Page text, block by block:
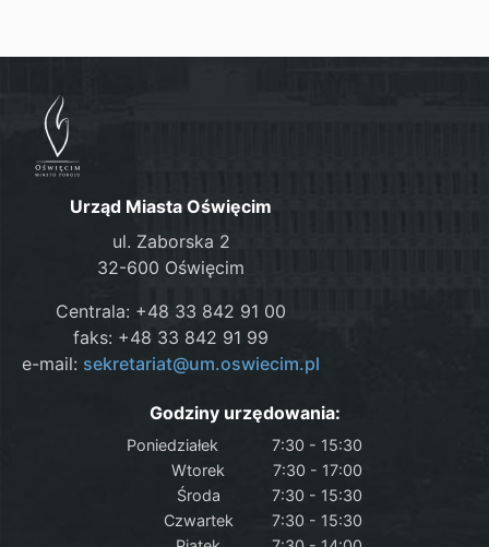
Urząd Miasta Oświęcim
ul. Zaborska 2
32-600 Oświęcim
Centrala: +48 33 842 91 00
faks: +48 33 842 91 99
e-mail: sekretariat@um.oswiecim.pl
Godziny urzędowania:
Poniedziałek
7:30 - 15:30
Wtorek
7:30 - 17:00
Środa
7:30 - 15:30
Czwartek
7:30 - 15:30